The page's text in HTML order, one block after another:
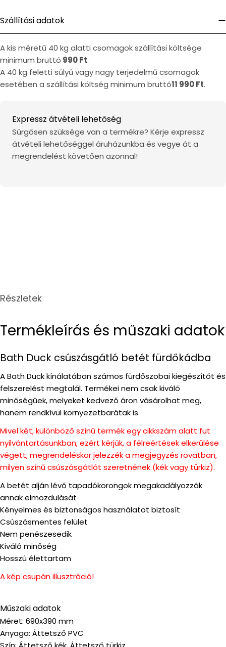
Szállítási adatok
A kis méretű 40 kg alatti csomagok szállítási költsége
minimum bruttó 990 Ft.
A 40 kg feletti súlyú vagy nagy terjedelmű csomagok
esetében a szállítási költség minimum bruttó11 990 Ft.
Expressz átvételi lehetőség
Sürgősen szüksége van a termékre? Kérje expressz
átvételi lehetőséggel áruházunkba és vegye át a
megrendelést követően azonnal!
Részletek
Termékleírás és műszaki adatok
Bath Duck csúszásgátló betét fürdőkádba
A Bath Duck kínálatában számos fürdőszobai kiegészítőt és
felszerelést megtalál. Termékei nem csak kiváló
minőségűek, melyeket kedvező áron vásárolhat meg,
hanem rendkívül környezetbarátak is.
Mivel két, különböző színű termék egy cikkszám alatt fut
nyilvántartásunkban, ezért kérjük, a félreértések elkerülése
végett, megrendeléskor jelezzék a megjegyzés rovatban,
milyen színű csúszásgátlót szeretnének (kék vagy türkiz).
A betét alján lévő tapadókorongok megakadályozzák
annak elmozdulását
Kényelmes és biztonságos használatot biztosít
Csúszásmentes felület
Nem penészesedik
Kiváló minőség
Hosszú élettartam
A kép csupán illusztráció!
Műszaki adatok
Méret: 690x390 mm
Anyaga: Áttetsző PVC